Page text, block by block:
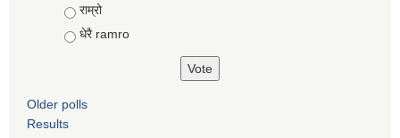
राम्रो
धेरै ramro
Older polls
Results